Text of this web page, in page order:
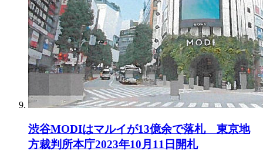
渋谷MODIはマルイが13億余で落札 東京地
方裁判所本庁2023年10月11日開札